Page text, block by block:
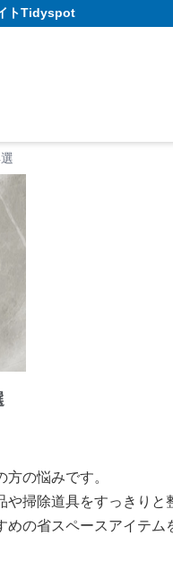
トTidyspot
の悩みです。
掃除道具をすっきりと
の省スペースアイテム